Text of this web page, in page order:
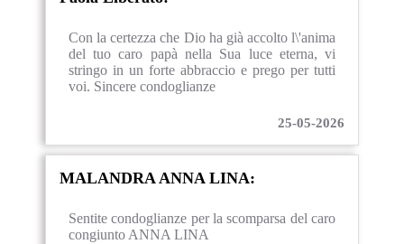
Con la certezza che Dio ha già accolto l\'anima
del tuo caro papà nella Sua luce eterna, vi
stringo in un forte abbraccio e prego per tutti
voi. Sincere condoglianze
25-05-2026
MALANDRA ANNA LINA:
Sentite condoglianze per la scomparsa del caro
congiunto ANNA LINA